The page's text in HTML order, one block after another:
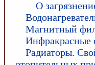
О
Магнитный
Инфракрасные
Радиаторы.